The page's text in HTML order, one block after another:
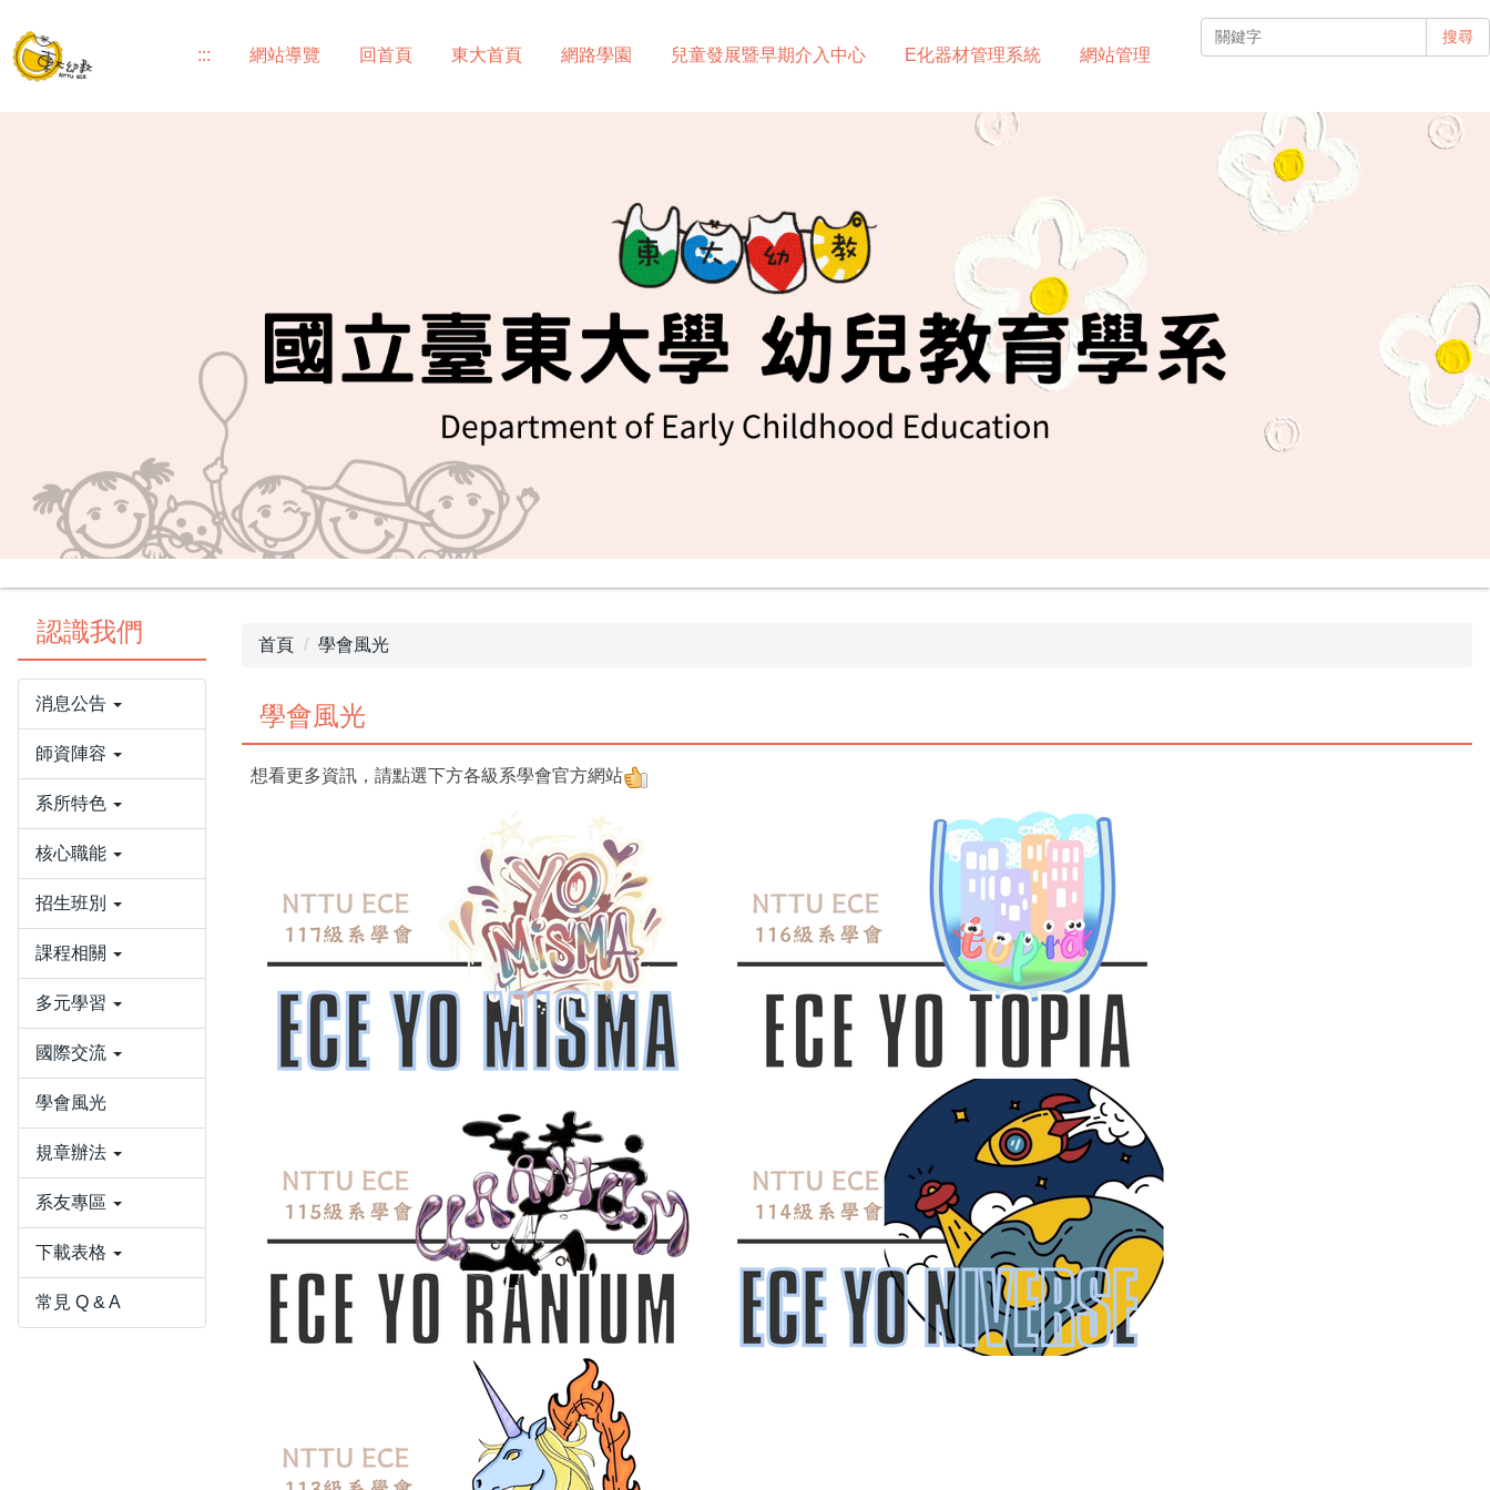
到
主
搜尋
::: 網站導覽 回首頁 東大首頁 網路學園 兒童發展暨早期介入中心 E化器材管理系統 網站管理
認識我們
消息公告
師資陣容
系所特色
核心職能
招生班別
課程相關
多元學習
國際交流
學會風光
規章辦法
系友專區
下載表格
常見 Q & A
首頁 學會風光
學會風光
想看更多資訊，請點選下方各級系學會官方網站